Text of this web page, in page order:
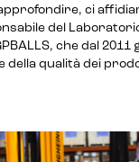
ci
del
che dal 2011
della qualità dei